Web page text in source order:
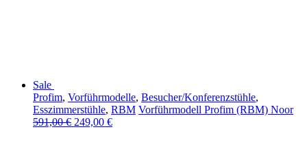
Sale
Profim, Vorführmodelle, Besucher/Konferenzstühle,
Esszimmerstühle, RBM Vorführmodell Profim (RBM) Noor
591,00€ 249,00 €